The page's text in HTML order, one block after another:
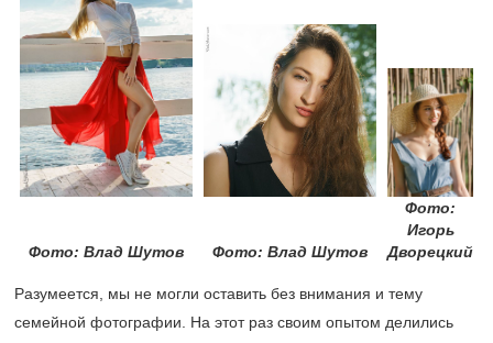
Фото: Влад Шутов Фото: Влад Шутов
Фото:
Игорь
Дворецкий
Разумеется, мы не могли оставить без внимания и тему
семейной фотографии. На этот раз своим опытом делились